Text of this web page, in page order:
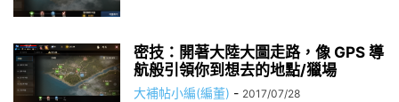
密技：開著大陸大圖走路，像 GPS 導
航般引領你到想去的地點/獵場
大補帖小編(編董) - 2017/07/28